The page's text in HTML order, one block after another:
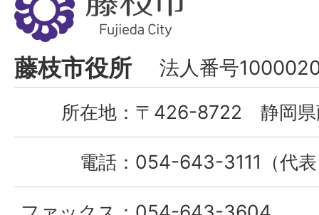
枝
市
Fujieda
City
藤枝市役所 法人番号
所在地： 〒426-8722 静岡県
電話： 054-643-3111（代